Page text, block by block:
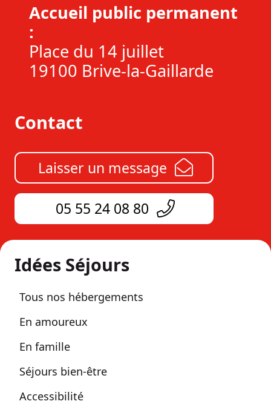
Accueil public permanent
:
Place du 14 juillet
19100 Brive-la-Gaillarde
Contact
Laisser un message
05 55 24 08 80
Idées Séjours
Tous nos hébergements
En amoureux
En famille
Séjours bien-être
Accessibilité